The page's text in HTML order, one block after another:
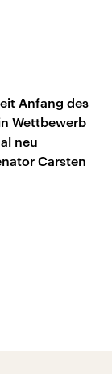
Anfang des
Wettbewerb
neu
Carsten